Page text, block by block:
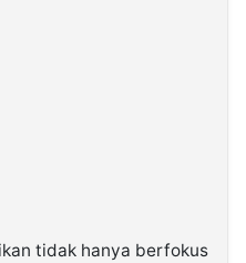
tidak hanya berfokus